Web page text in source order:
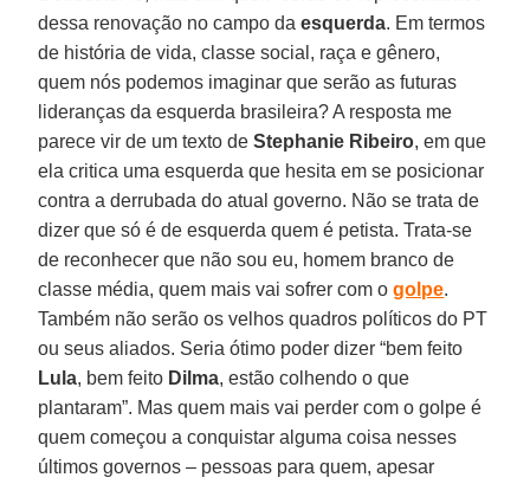
dessa renovação no campo daesquerda. Em termos
de história de vida, classe social, raça e gênero,
quem nós podemos imaginar que serão as futuras
lideranças da esquerda brasileira? A resposta me
parece vir de um texto deStephanie Ribeiro, em que
ela critica uma esquerda que hesita em se posicionar
contra a derrubada do atual governo. Não se trata de
dizer que só é de esquerda quem é petista. Trata-se
de reconhecer que não sou eu, homem branco de
classe média, quem mais vai sofrer com ogolpe.
Também não serão os velhos quadros políticos do PT
ou seus aliados. Seria ótimo poder dizer “bem feito
Lula, bem feito Dilma, estão colhendo o que
plantaram”. Mas quem mais vai perder com o golpe é
quem começou a conquistar alguma coisa nesses
últimos governos – pessoas para quem, apesar